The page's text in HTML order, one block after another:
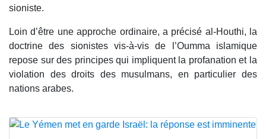
sioniste.
Loin d’être une approche ordinaire, a précisé al-Houthi, la
doctrine des sionistes vis-à-vis de l’Oumma islamique
repose sur des principes qui impliquent la profanation et la
violation des droits des musulmans, en particulier des
nations arabes.